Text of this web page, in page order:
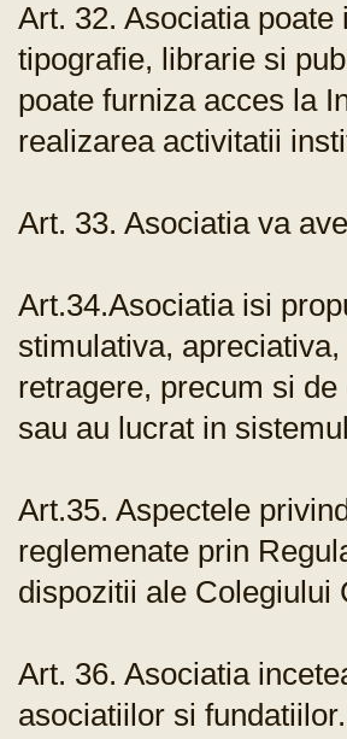
Art. 32. Asociatia
tipografie, librarie si
poate furniza acces la
realizarea activitatii
Art. 33. Asociatia va
Art.34.Asociatia isi
stimulativa,
retragere, precum si
sau au lucrat in
Art.35. Aspectele
reglemenate prin
dispozitii ale Colegiului
Art. 36. Asociatia
asociatiilor si fundatiilor.